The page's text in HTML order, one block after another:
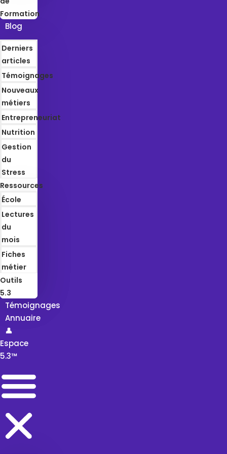
Formation
Blog
Derniers
articles
Témoignages
Nouveaux
métiers
Entrepreneuriat
Nutrition
Gestion
du
Stress
Ressources
École
Lectures
du
mois
Fiches
métier
Outils
5.3
Témoignages
Annuaire
👤
Espace
5.3™